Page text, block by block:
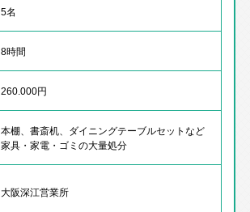
5名
8時間
260.000円
本棚、書斎机、ダイニングテーブルセットなど
家具・家電・ゴミの大量処分
大阪深江営業所